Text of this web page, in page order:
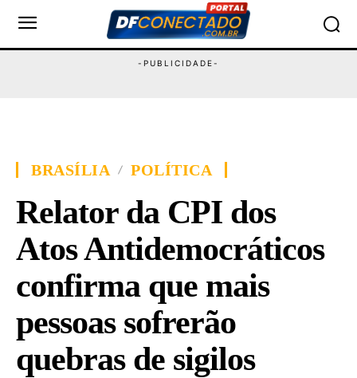
BRASÍLIA POLÍTICA
Relator da CPI dos
Atos Antidemocráticos
confirma que mais
pessoas sofrerão
quebras de sigilos